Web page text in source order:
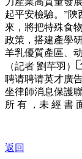
起平安檢驗。”
來，將把特殊食
政策，搭建產學
羊乳優質產區、
（記者 劉芊羽）
聘请聘请英才廣
坐律師消息保護
所 有 ，未 經 書
返回